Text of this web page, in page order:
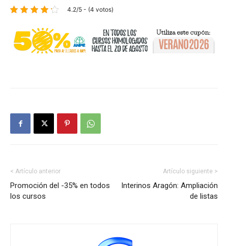
4.2/5 - (4 votos)
< Artículo anterior
Promoción del -35% en todos
los cursos
Artículo siguiente >
Interinos Aragón: Ampliación
de listas